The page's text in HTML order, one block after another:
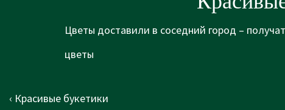
Цветы доставили в соседний город –
цветы
Post
Previous
‹ Красивые букетики